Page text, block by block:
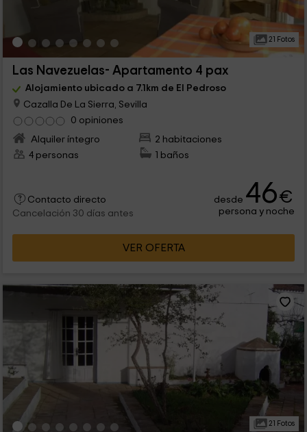
21 Fotos
Las Navezuelas- Apartamento 4 pax
Alojamiento ubicado a 7.1km de El Pedroso
Cazalla De La Sierra, Sevilla
0 opiniones
Alquiler íntegro
2 habitaciones
4 personas
1 baños
Contacto directo
Cancelación 30 días antes
desde 46€
persona y noche
VER OFERTA
21 Fotos